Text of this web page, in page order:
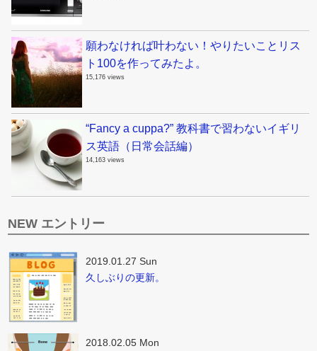
願わなければ叶わない！やりたいことリス
ト100を作ってみたよ。
15,176 views
“Fancy a cuppa?” 教科書で習わないイギリ
ス英語（日常会話編）
14,163 views
NEW エントリー
2019.01.27 Sun
久しぶりの更新。
2018.02.05 Mon